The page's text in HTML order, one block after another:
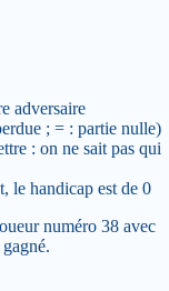
adversaire
; = : partie nulle)
: on ne sait pas qui
le handicap est de 0
numéro 38 avec